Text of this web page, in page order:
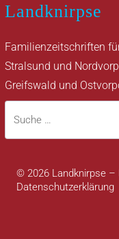
Landknirpse
Familienzeitschriften
Stralsund und
Greifswald und
Suche
© 2026 Landknirpse –
Datenschutzerklärung